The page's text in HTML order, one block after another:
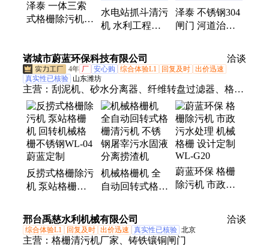
泽泰 一体三索
式格栅除污机
使用寿命长
水电站抓斗清污
机 水利工程污
格栅设计 泵站
拦污设备
泽泰 不锈钢304
闸门 河道治理
诸城市蔚蓝环保科技有限公司 洽谈
4年 厂 安心购 综合体验L1 回复及时 出价迅速
真实性已核验 山东潍坊
主营： 刮泥机、砂水分离器、纤维转盘过滤器、格栅
机、细格栅型号、内进流网版格栅清污机、机械格
栅、回转式格栅清污机、回转格栅机、钢丝绳格栅除
污机、反捞式格栅除污机、内进流网版细格栅、吸泥
机、反冲洗微滤机、旋流沉沙器、转鼓精密过滤器、
周边传动刮泥机材质、行车式刮吸泥机、桥式吸砂
机、虹吸式刮泥机、耙齿捞渣机、全桥式刮泥机、滤
布滤池、滚筒微滤机、桁车式刮泥机
反捞式格栅除污
机 泵站格栅机
锈钢WL-04 蔚
蓝定制
机械格栅机 全
自动回转式格栅
屠宰污水固液分
离捞渣机
蔚蓝环保 格栅
除污机 市政污
WL-G20
邢台禹慈水利机械有限公司 洽谈
综合体验L1 回复及时 出价迅速 真实性已核验 北京
主营： 格栅清污机厂家、铸铁镶铜闸门